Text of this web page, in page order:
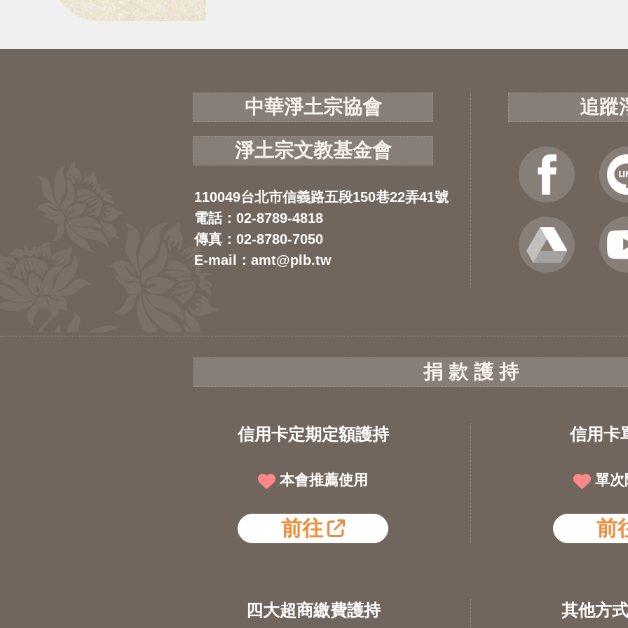
中華淨土宗協會
淨土宗文教基金會
110049台北市信義路五段150巷22弄41號
電話：02-8789-4818
傳真：02-8780-7050
E-mail：amt@plb.tw
追蹤
捐 款 護 持
信用卡定期定額護持
本會推薦使用
前往
信用卡
單次
前
四大超商繳費護持 其他方